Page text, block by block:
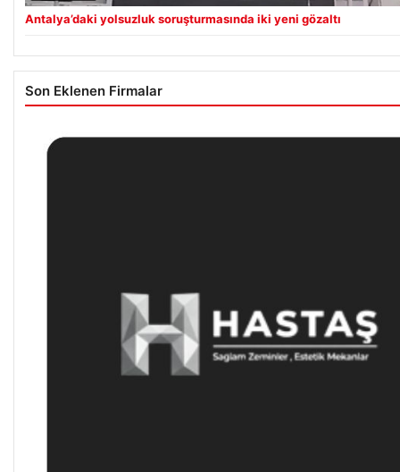
Antalya’daki yolsuzluk soruşturmasında iki yeni gözaltı
Son Eklenen Firmalar